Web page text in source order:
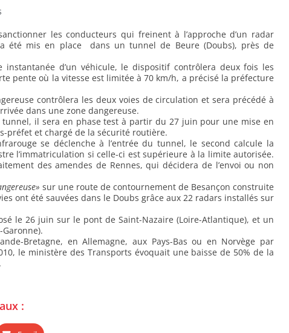
les conducteurs qui freinent à l’approche d’un radar
a été mis en place dans un tunnel de Beure (Doubs), près de
d’un véhicule, le dispositif contrôlera deux fois les
pente où la vitesse est limitée à 70 km/h, a précisé la préfecture
contrôlera les deux voies de circulation et sera précédé à
dans une zone dangereuse.
il sera en phase test à partir du 27 juin pour une mise en
préfet et chargé de la sécurité routière.
se déclenche à l’entrée du tunnel, le second calcule la
l’immatriculation si celle-ci est supérieure à la limite autorisée.
des amendes de Rennes, qui décidera de l’envoi ou non
sur une route de contournement de Besançon construite
ont été sauvées dans le Doubs grâce aux 22 radars installés sur
le 26 juin sur le pont de Saint-Nazaire (Loire-Atlantique), et un
Bretagne, en Allemagne, aux Pays-Bas ou en Norvège par
le ministère des Transports évoquait une baisse de 50% de la
: